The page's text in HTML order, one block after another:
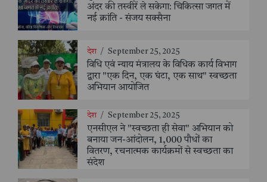
अंदर की तस्वीरें ले सकेगा: चिकित्सा जगत में
नई क्रांति - संजय सक्सैना
देश / September 25, 2025
विधि एवं न्याय मंत्रालय के विधिक कार्य विभाग
द्वारा "एक दिन, एक घंटा, एक साथ" स्वच्छता
अभियान आयोजित
देश / September 25, 2025
एनसीएल ने "स्वच्छता ही सेवा" अभियान को
बनाया जन-आंदोलन, 1,000 पौधों का
वितरण, रचनात्मक कार्यक्रमों से स्वच्छता का
संदेश